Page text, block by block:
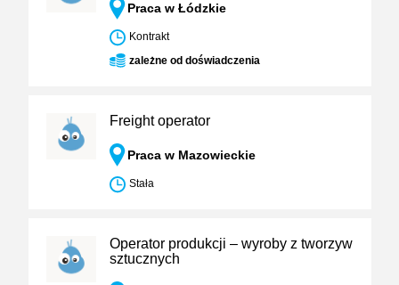
Praca w Łódzkie
Kontrakt
zależne od doświadczenia
Freight operator
Praca w Mazowieckie
Stała
Operator produkcji – wyroby z tworzyw
sztucznych